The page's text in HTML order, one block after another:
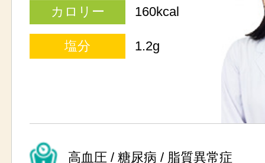
カロリー 160kcal
塩分 1.2g
高血圧 / 糖尿病 / 脂質異常症